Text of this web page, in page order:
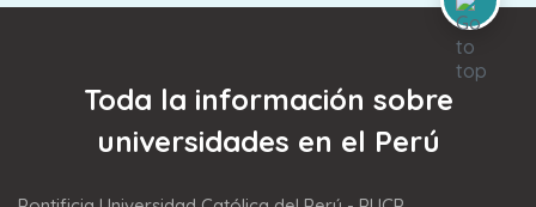
Toda la información sobre
universidades en el Perú